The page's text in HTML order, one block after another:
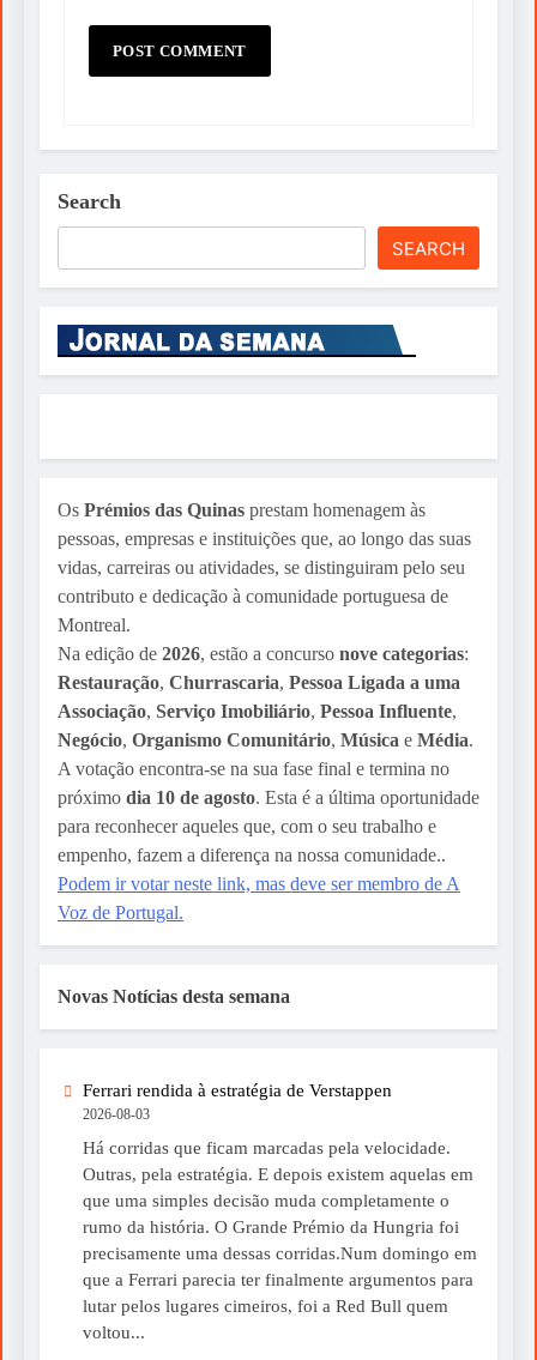
Search
SEARCH
Os Prémios das Quinas prestam homenagem às
pessoas, empresas e instituições que, ao longo das suas
vidas, carreiras ou atividades, se distinguiram pelo seu
contributo e dedicação à comunidade portuguesa de
Montreal.
Na edição de 2026, estão a concurso nove categorias:
Restauração, Churrascaria, Pessoa Ligada a uma
Associação, Serviço Imobiliário, Pessoa Influente,
Negócio, Organismo Comunitário, Música e Média.
A votação encontra-se na sua fase final e termina no
próximo dia 10 de agosto. Esta é a última oportunidade
para reconhecer aqueles que, com o seu trabalho e
empenho, fazem a diferença na nossa comunidade..
Podem ir votar neste link, mas deve ser membro de A
Voz de Portugal.
Novas Notícias desta semana
Ferrari rendida à estratégia de Verstappen
2026-08-03
Há corridas que ficam marcadas pela velocidade.
Outras, pela estratégia. E depois existem aquelas em
que uma simples decisão muda completamente o
rumo da história. O Grande Prémio da Hungria foi
precisamente uma dessas corridas.Num domingo em
que a Ferrari parecia ter finalmente argumentos para
lutar pelos lugares cimeiros, foi a Red Bull quem
voltou...